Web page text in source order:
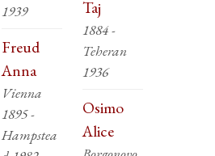
1939
Freud
Anna
Vienna
1895 -
Hampstea
Taj
1884 -
Teheran
1936
Osimo
Alice